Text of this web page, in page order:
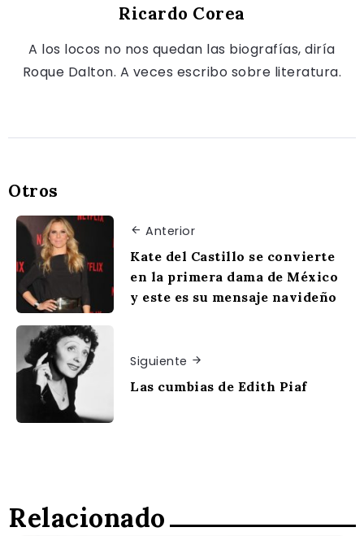
Ricardo Corea
A los locos no nos quedan las biografías, diría
Roque Dalton. A veces escribo sobre literatura.
Otros
Anterior
Kate del Castillo se convierte
en la primera dama de México
y este es su mensaje navideño
Siguiente
Las cumbias de Edith Piaf
Relacionado